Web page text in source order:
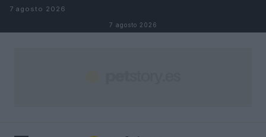
Saltar al contenido
7 agosto 2026
7 agosto 2026